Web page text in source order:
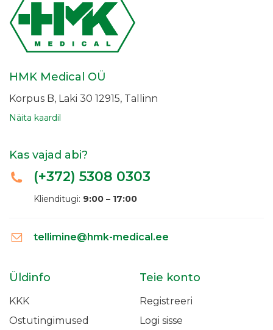
HMK Medical OÜ
Korpus B, Laki 30 12915, Tallinn
Näita kaardil
Kas vajad abi?
(+372) 5308 0303
Klienditugi: 9:00 – 17:00
tellimine@hmk-medical.ee
Üldinfo
KKK
Ostutingimused
Teie konto
Registreeri
Logi sisse